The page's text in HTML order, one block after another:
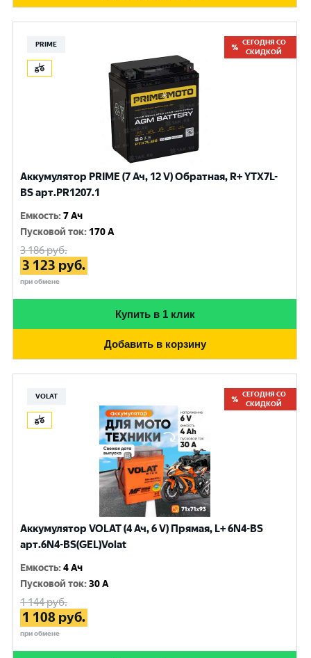
PRIME
СЕГОДНЯ СО
СКИДКОЙ
Аккумулятор PRIME (7 Ач, 12 V) Обратная, R+ YTX7L-
BS арт.PR1207.1
Емкость:7 Ач
Пусковой ток: 170 A
3 186руб.
3 123 руб.
при обмене
Купить в 1 клик
Добавить в корзину
VOLAT
СЕГОДНЯ СО
СКИДКОЙ
Аккумулятор VOLAT (4 Ач, 6 V) Прямая, L+ 6N4-BS
арт.6N4-BS(GEL)Volat
Емкость:4 Ач
Пусковой ток:30 A
1 144руб.
1 108 руб.
при обмене